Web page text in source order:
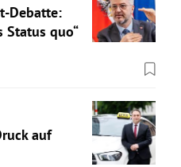
Debatte:
Status quo“
auf